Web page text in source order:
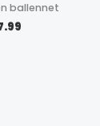
ballennet
Huidige